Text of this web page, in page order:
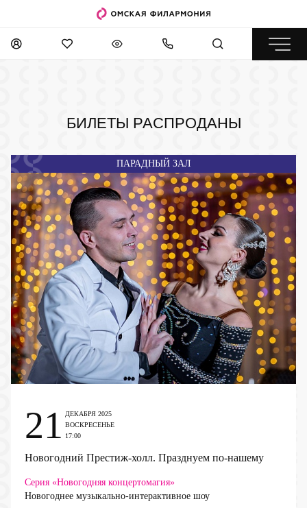
БИЛЕТЫ РАСПРОДАНЫ
ПАРАДНЫЙ ЗАЛ
Новогодний Престиж-холл. Празднуем по-нашему
Серия «Новогодняя концертомагия»
Новогоднее музыкально-интерактивное шоу
21
ДЕКАБРЯ 2025
ВОСКРЕСЕНЬЕ
17:00